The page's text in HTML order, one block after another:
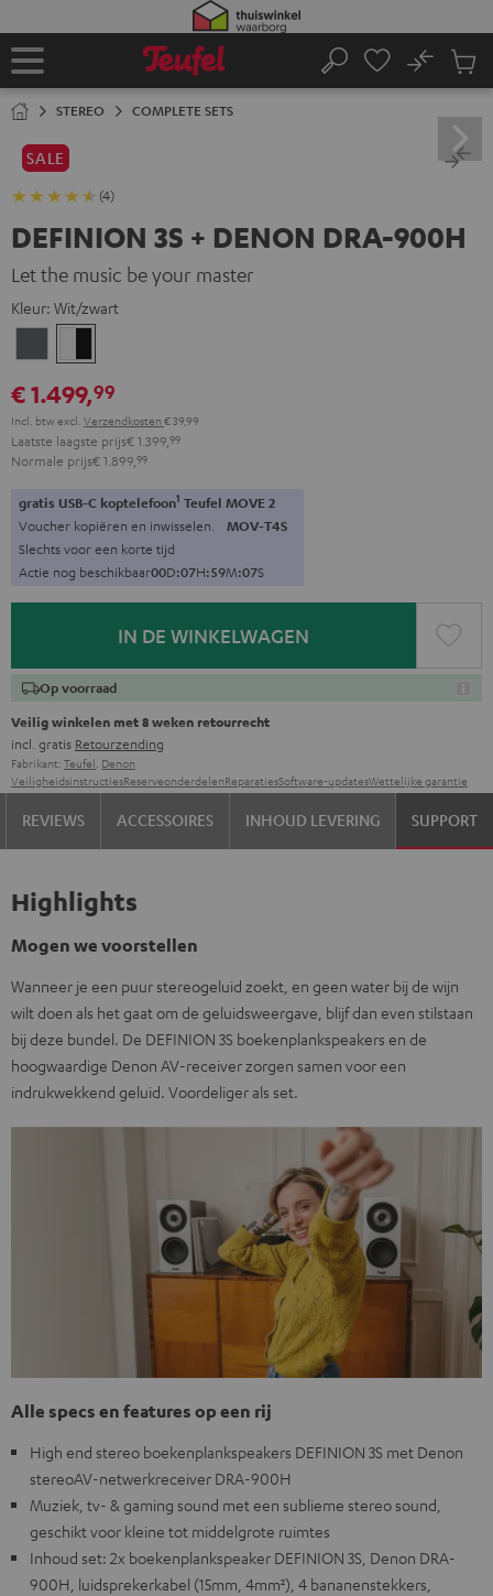
Home
Zoeken
No
STEREO COMPLETE SETS
SALE
(4)
DEFINION 3S + DENON DRA-900H
Let the music be your master
Kleur: Wit/zwart
€ 1.499,99
Incl. btwexcl. Verzendkosten € 39,99
Laatste laagste prijs€ 1.399, 99
Normale prijs€ 1.899, 99
gratis USB-C koptelefoon1 Teufel MOVE 2
Voucher kopiëren en inwisselen. MOV-T4S
Slechts voor een korte tijd
Actie nog beschikbaar00D:07H:59M:06S
IN DE WINKELWAGEN
Op voorraad
Veilig winkelen met 8 weken retourrecht
incl. gratis Retourzending
Fabrikant: Teufel, Denon
VeiligheidsinstructiesReserveonderdelenReparatiesSoftware-updatesWettelijke garantie
REVIEWS ACCESSOIRES INHOUD LEVERING SUPPORT
Highlights
Mogen we voorstellen
Wanneer je een puur stereogeluid zoekt, en geen water bij de wijn
wilt doen als het gaat om de geluidsweergave, blijf dan even stilstaan
bij deze bundel. De DEFINION 3S boekenplankspeakers en de
hoogwaardige Denon AV-receiver zorgen samen voor een
indrukwekkend geluid. Voordeliger als set.
Alle specs en features op een rij
High end stereo boekenplankspeakers DEFINION 3S met Denon
stereoAV-netwerkreceiver DRA-900H
Muziek, tv- & gaming sound met een sublieme stereo sound,
geschikt voor kleine tot middelgrote ruimtes
Inhoud set: 2x boekenplankspeaker DEFINION 3S, Denon DRA-
900H, luidsprekerkabel (15mm, 4mm²), 4 bananenstekkers,